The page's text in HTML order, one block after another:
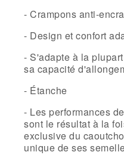
- Crampons anti-
- Design et confort
- S'adapte à la
sa capacité
- Étanche
- Les performances
sont le résultat à la
exclusive du
unique de ses